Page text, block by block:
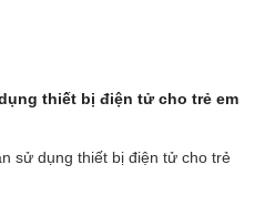
thiết bị điện tử cho trẻ em
sử dụng thiết bị điện tử cho trẻ